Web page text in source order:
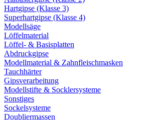
Hartgipse (Klasse 3)
Superhartgipse (Klasse 4)
Modellsäge
Löffelmaterial
Löffel- & Basisplatten
Abdruckgipse
Modellmaterial & Zahnfleischmasken
Tauchhärter
Gipsverarbeitung
Modellstifte & Socklersysteme
Sonstiges
Sockelsysteme
Doubliermassen